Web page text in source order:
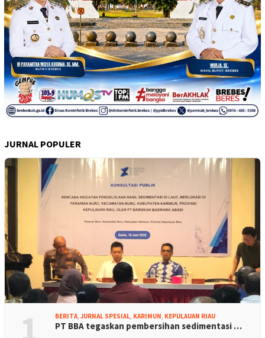
JURNAL POPULER
1 BERITA JURNAL SPESIAL KARIMUN KEPULAUAN RIAU
PT BBA tegaskan pembersihan sedimentasi …